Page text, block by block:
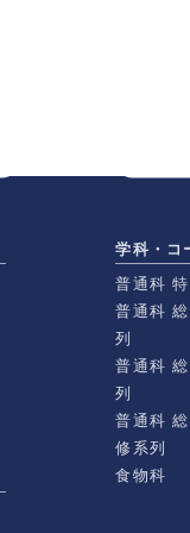
学科・コ
普通科
普通科
列
普通科
列
普通科
修系列
食物科